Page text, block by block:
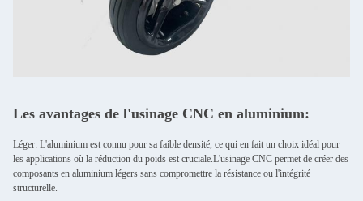
Les avantages de l'usinage CNC en aluminium:
Léger: L'aluminium est connu pour sa faible densité, ce qui en fait un choix idéal pour
les applications où la réduction du poids est cruciale.L'usinage CNC permet de créer des
composants en aluminium légers sans compromettre la résistance ou l'intégrité
structurelle.